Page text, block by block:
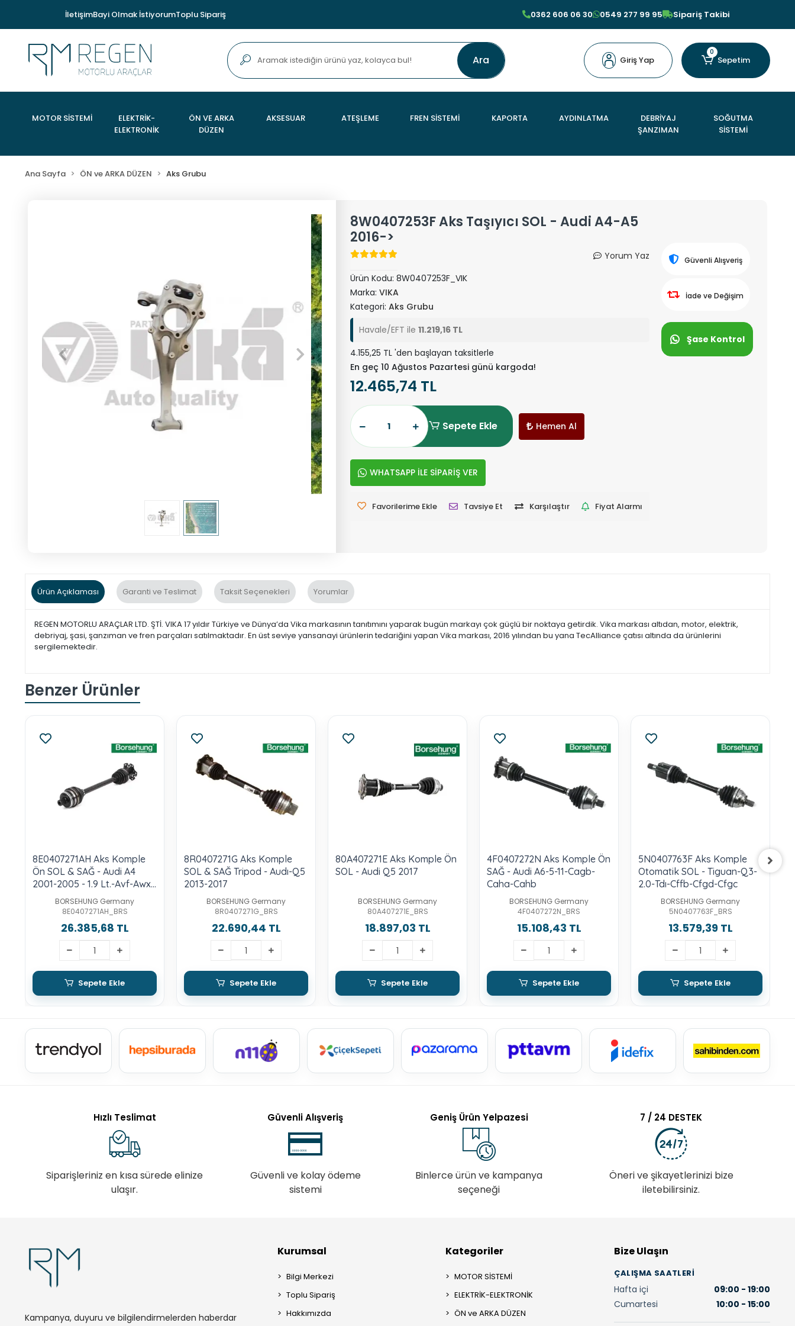
İletişimBayi Olmak İstiyorumToplu Sipariş 0362 606 06 30 0549 277 99 95 Sipariş Takibi
Ara Giriş Yap
0
Sepetim
MOTOR SİSTEMİ
ELEKTRİK-
ELEKTRONİK
ÖN VE ARKA
DÜZEN
AKSESUAR ATEŞLEME FREN SİSTEMİ KAPORTA AYDINLATMA
DEBRİYAJ
ŞANZIMAN
SOĞUTMA
SİSTEMİ
Ana Sayfa ÖN ve ARKA DÜZEN Aks Grubu
8W0407253F Aks Taşıyıcı SOL - Audi A4-A5
2016->
Yorum Yaz
Ürün Kodu: 8W0407253F_VIK
Marka: VIKA
Kategori: Aks Grubu
Havale/EFT ile 11.219,16 TL
4.155,25 TL 'den başlayan taksitlerle
En geç 10 Ağustos Pazartesi günü kargoda!
12.465,74 TL
Sepete Ekle Hemen Al
WHATSAPP İLE SİPARİŞ VER
Favorilerime Ekle Tavsiye Et Karşılaştır Fiyat Alarmı
Güvenli Alışveriş
İade ve Değişim
Şase Kontrol
Ürün Açıklaması Garanti ve Teslimat Taksit Seçenekleri Yorumlar
REGEN MOTORLU ARAÇLAR LTD. ŞTİ. VIKA 17 yıldır Türkiye ve Dünya’da Vika markasının tanıtımını yaparak bugün markayı çok güçlü bir noktaya getirdik. Vika markası altıdan, motor, elektrik,
debriyaj, şasi, şanzıman ve fren parçaları satılmaktadır. En üst seviye yansanayi ürünlerin tedariğini yapan Vika markası, 2016 yılından bu yana TecAlliance çatısı altında da ürünlerini
sergilemektedir.
Benzer Ürünler
8E0407271AH Aks Komple
Ön SOL & SAĞ - Audi A4
2001-2005 - 1.9 Lt.-Avf-Awx-
Asn-AltBORSEHUNG Germany
8E0407271AH_BRS
26.385,68 TL
Sepete Ekle
8R0407271G Aks Komple
SOL & SAĞ Tripod - Audı-Q5
2013-2017
BORSEHUNG Germany
8R0407271G_BRS
22.690,44 TL
Sepete Ekle
80A407271E Aks Komple Ön
SOL - Audi Q5 2017
BORSEHUNG Germany
80A407271E_BRS
18.897,03 TL
Sepete Ekle
4F0407272N Aks Komple Ön
SAĞ - Audi A6-5-11-Cagb-
Caha-Cahb
BORSEHUNG Germany
4F0407272N_BRS
15.108,43 TL
Sepete Ekle
5N0407763F Aks Komple
Otomatik SOL - Tiguan-Q3-
2.0-Tdı-Cffb-Cfgd-Cfgc
BORSEHUNG Germany
5N0407763F_BRS
13.579,39 TL
Sepete Ekle
Hızlı Teslimat
Siparişleriniz en kısa sürede elinize
ulaşır.
Güvenli Alışveriş
Güvenli ve kolay ödeme
sistemi
Geniş Ürün Yelpazesi
Binlerce ürün ve kampanya
seçeneği
7 / 24 DESTEK
Öneri ve şikayetlerinizi bize
iletebilirsiniz.
Kampanya, duyuru ve bilgilendirmelerden haberdar
Kurumsal
Bilgi Merkezi
Toplu Sipariş
Hakkımızda
Kategoriler
MOTOR SİSTEMİ
ELEKTRİK-ELEKTRONİK
ÖN ve ARKA DÜZEN
Bize Ulaşın
ÇALIŞMA SAATLERI
Hafta içi
09:00 - 19:00
Cumartesi
10:00 - 15:00